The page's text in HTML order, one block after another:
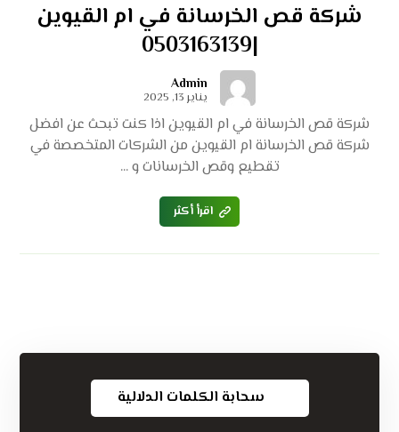
شركة قص الخرسانة في ام القيوين
|0503163139
Admin
يناير 13, 2025
شركة قص الخرسانة في ام القيوين اذا كنت تبحث عن افضل
شركة قص الخرسانة ام القيوين من الشركات المتخصصة في
تقطيع وقص الخرسانات و ...
اقرأ أكثر
سحابة الكلمات الدلالية